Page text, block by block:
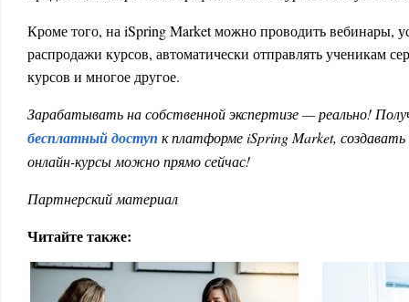
Кроме того, на iSpring Market можно проводить вебинары,
распродажи курсов, автоматически отправлять ученикам
курсов и многое другое.
Зарабатывать на собственной экспертизе — реально!
бесплатный доступ к платформе iSpring Market,
онлайн-курсы можно прямо сейчас!
Партнерский материал
Читайте также: